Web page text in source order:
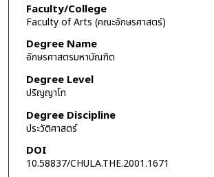
Faculty/College
Faculty of Arts (คณะอักษรศาสตร์)
Degree Name
อักษรศาสตรมหาบัณฑิต
Degree Level
ปริญญาโท
Degree Discipline
ประวัติศาสตร์
DOI
10.58837/CHULA.THE.2001.1671